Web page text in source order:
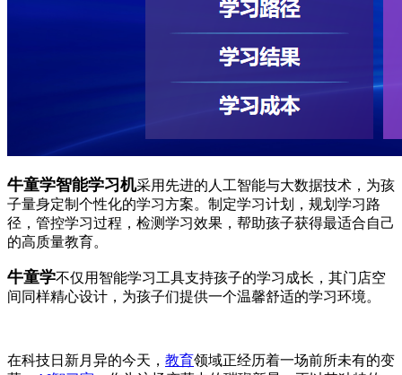
牛童学智能学习机采用先进的人工智能与大数据技术，为孩
子量身定制个性化的学习方案。制定学习计划，规划学习路
径，管控学习过程，检测学习效果，帮助孩子获得最适合自己
的高质量教育。
牛童学不仅用智能学习工具支持孩子的学习成长，其门店空
间同样精心设计，为孩子们提供一个温馨舒适的学习环境。
在科技日新月异的今天， 教育领域正经历着一场前所未有的变